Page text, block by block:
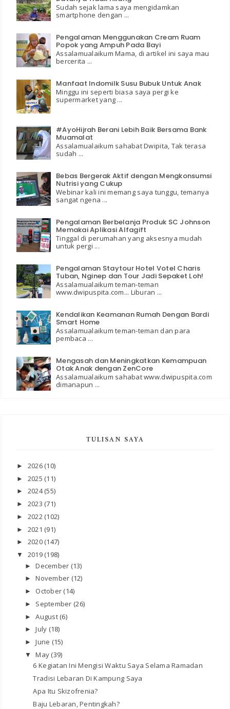
Sudah sejak lama saya mengidamkan
smartphone dengan ...
Pengalaman Menggunakan Cream Ruam
Popok yang Ampuh Pada Bayi
Assalamualaikum Mama, di artikel ini saya mau
bercerita ...
Manfaat Indomilk Susu Bubuk Untuk Anak
Minggu ini seperti biasa saya pergi ke
supermarket yang ...
#AyoHijrah Berani Lebih Baik Bersama Bank
Muamalat
Assalamualaikum sahabat Dwipita, Tak terasa
sudah ...
Bebas Bergerak Aktif dengan Mengkonsumsi
Nutrisi yang Cukup
Webinar kali ini memang saya tunggu, temanya
sangat ngena ...
Pengalaman Berbelanja Produk SC Johnson
Memakai Aplikasi Alfagift
Tinggal di perumahan yang aksesnya mudah
untuk pergi ...
Pengalaman Staytour Hotel Votel Charis
Tuban, Nginep dan Tour Jadi Sepaket Loh!
Assalamualaikum teman-teman
www.dwipuspita.com... Liburan ...
Kendalikan Keamanan Rumah Dengan Bardi
Smart Home
Assalamualaikum teman-teman dan para
pembaca ...
Mengasah dan Meningkatkan Kemampuan
Otak Anak dengan ZenCore
Assalamualaikum sahabat www.dwipuspita.com
dimanapun ...
TULISAN SAYA
► 2026 (10)
► 2025 (11)
► 2024(55)
► 2023 (71)
► 2022 (102)
► 2021 (91)
► 2020 (147)
▼ 2019 (198)
►December (13)
►November (12)
► October (14)
► September (26)
►August (6)
►July (18)
►June (15)
▼May (39)
6 Kegiatan Ini Mengisi Waktu Saya Selama Ramadan
Tradisi Lebaran Di Kampung Saya
Apa Itu Skizofrenia?
Baju Lebaran, Pentingkah?